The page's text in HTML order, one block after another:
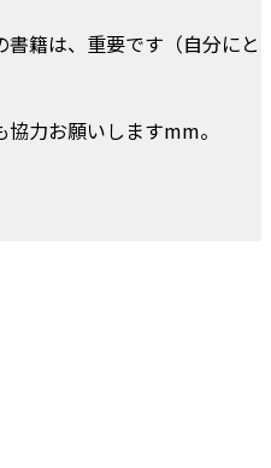
籍は、重要です（自分にと
力お願いしますmm。